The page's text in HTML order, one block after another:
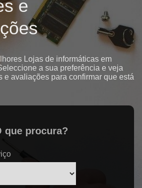
e
Lojas de informáticas em
a sua preferência e veja
e avaliações para confirmar que está
que procura?